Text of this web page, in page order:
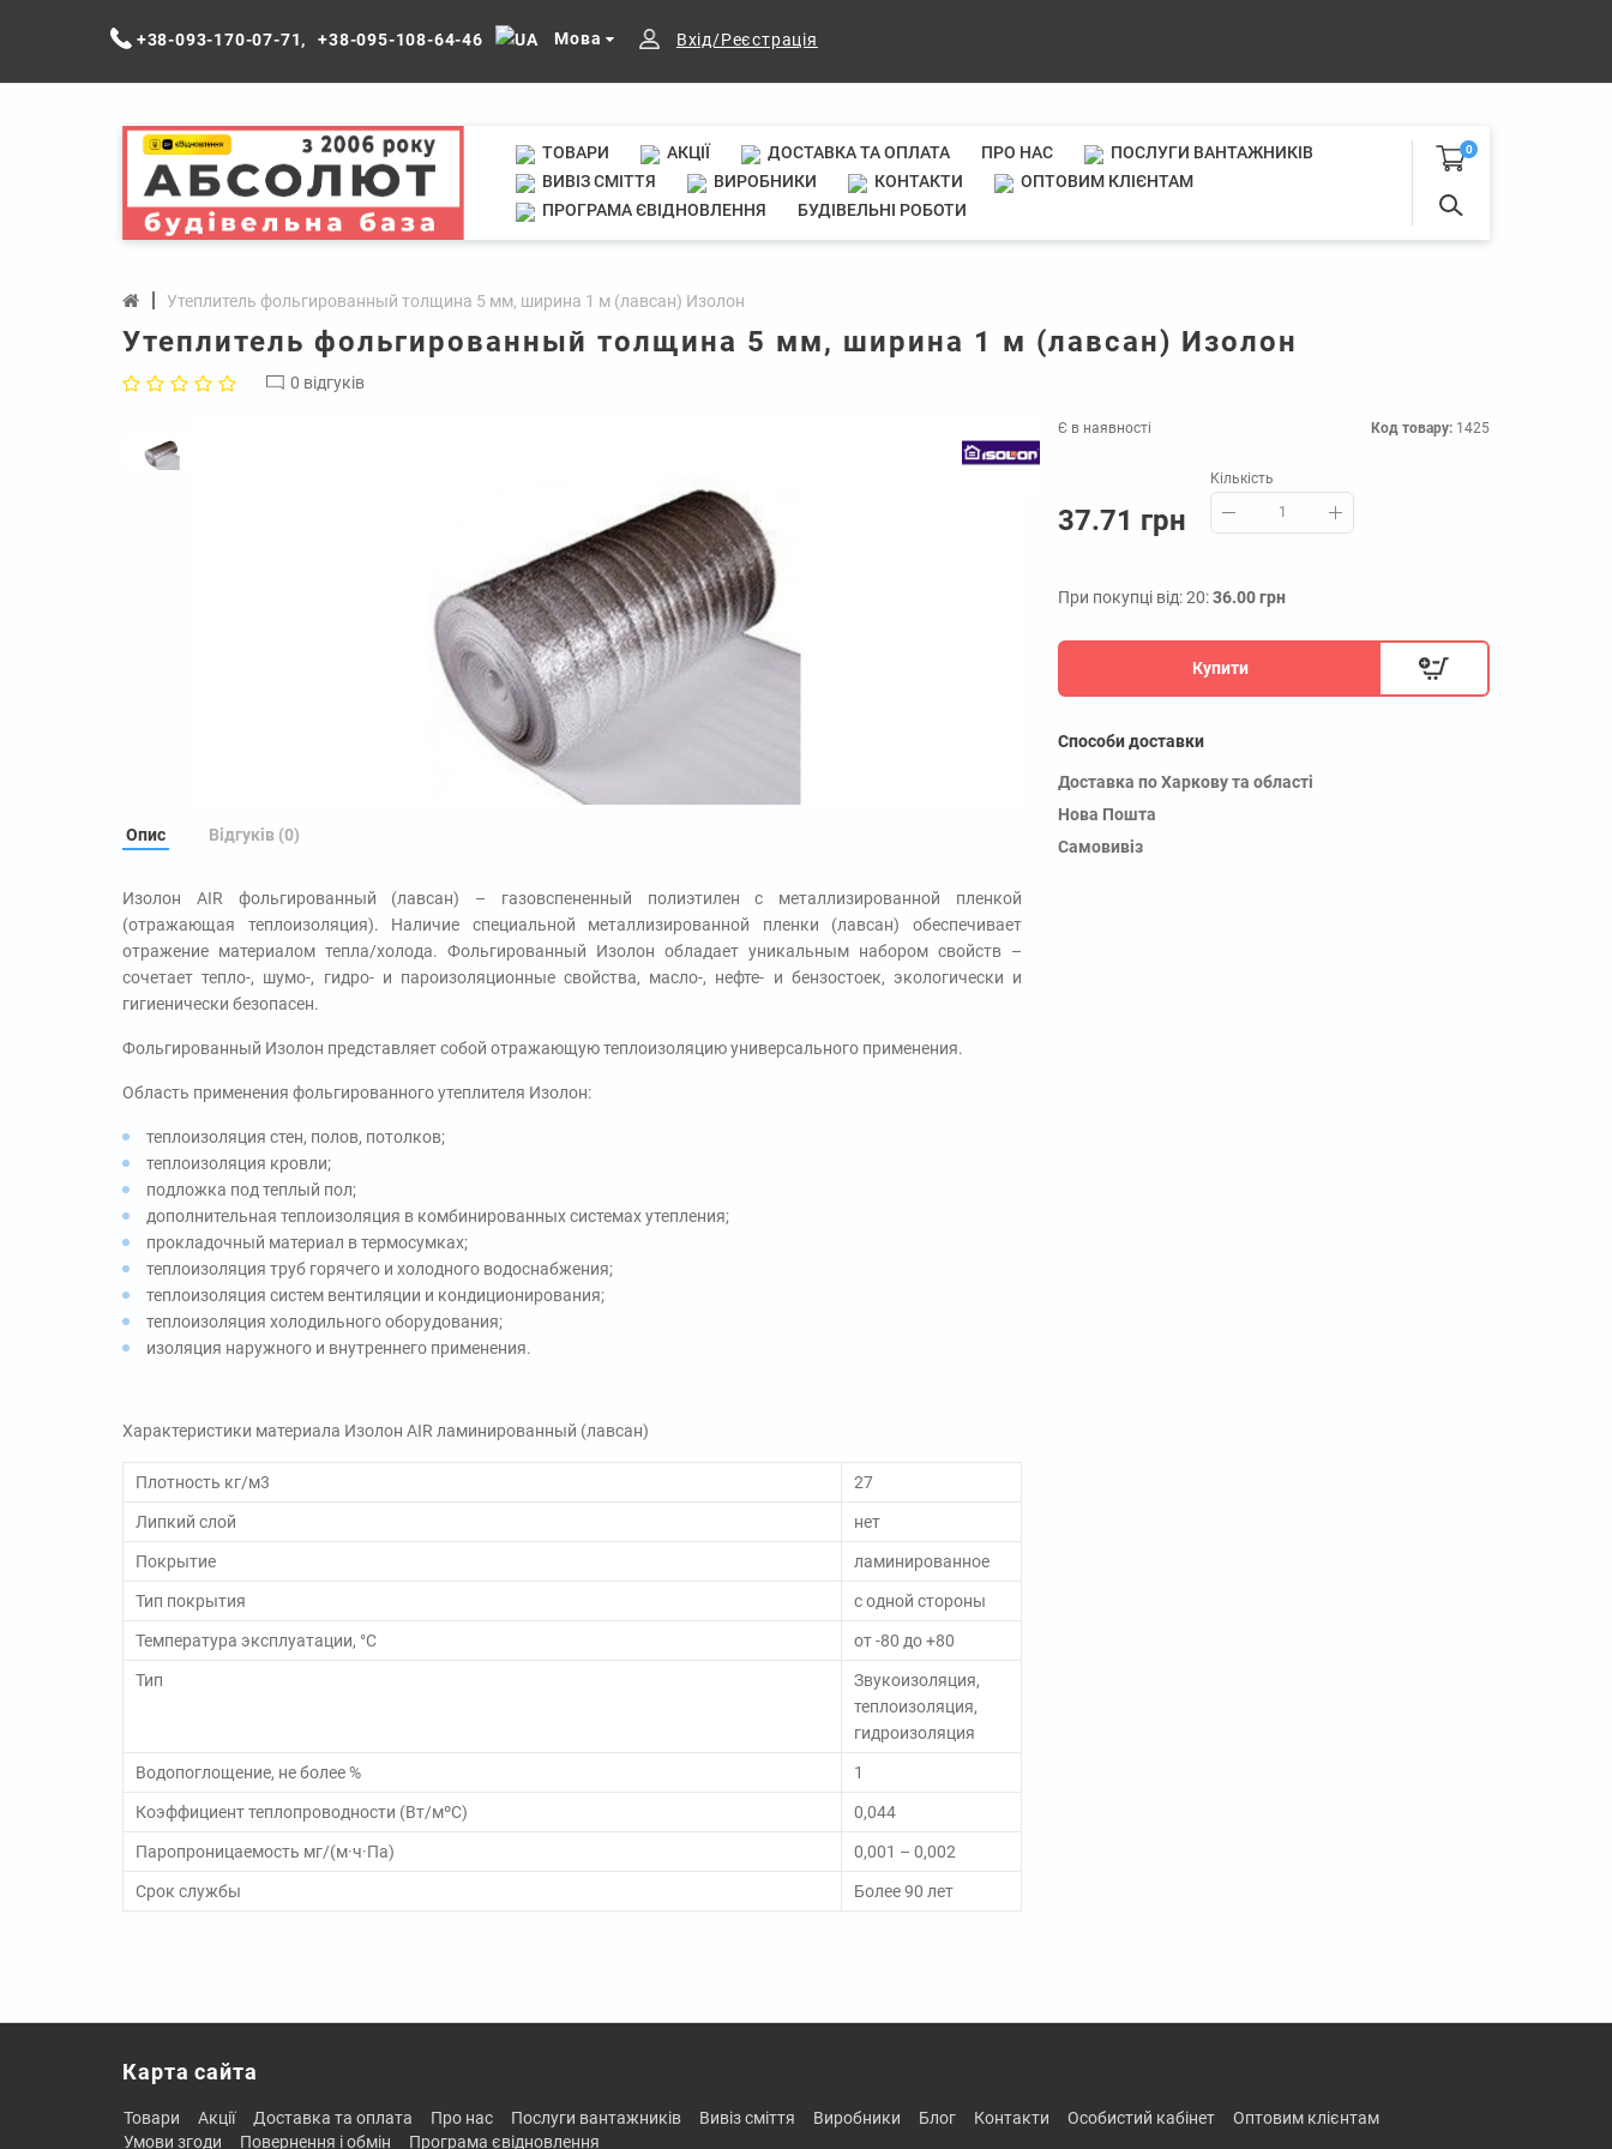
+38-093-170-07-71, +38-095-108-64-46 Мова Вхід/Реєстрація
ТОВАРИ АКЦІЇ ДОСТАВКА ТА ОПЛАТА ПРО НАС
ПОСЛУГИ ВАНТАЖНИКІВ
ВИВІЗ СМІТТЯ
ВИРОБНИКИ КОНТАКТИ
ОПТОВИМ КЛІЄНТАМ
ПРОГРАМА ЄВІДНОВЛЕННЯ
БУДІВЕЛЬНІ РОБОТИ
0
Утеплитель фольгированный толщина 5 мм, ширина 1 м (лавсан) Изолон
Утеплитель фольгированный толщина 5 мм, ширина 1 м (лавсан) Изолон
0 відгуків
Опис Відгуків (0)
Изолон AIR фольгированный (лавсан) – газовспененный полиэтилен с металлизированной пленкой
(отражающая теплоизоляция). Наличие специальной металлизированной пленки (лавсан) обеспечивает
отражение материалом тепла/холода. Фольгированный Изолон обладает уникальным набором свойств –
сочетает тепло-, шумо-, гидро- и пароизоляционные свойства, масло-, нефте- и бензостоек, экологически и
гигиенически безопасен.
Фольгированный Изолон представляет собой отражающую теплоизоляцию универсального применения.
Область применения фольгированного утеплителя Изолон:
теплоизоляция стен, полов, потолков;
теплоизоляция кровли;
подложка под теплый пол;
дополнительная теплоизоляция в комбинированных системах утепления;
прокладочный материал в термосумках;
теплоизоляция труб горячего и холодного водоснабжения;
теплоизоляция систем вентиляции и кондиционирования;
теплоизоляция холодильного оборудования;
изоляция наружного и внутреннего применения.
Характеристики материала Изолон AIR ламинированный (лавсан)
Плотность кг/м3 27
Липкий слой нет
Покрытие ламинированное
Тип покрытия с одной стороны
Температура эксплуатации, °C от -80 до +80
Тип
Звукоизоляция,
теплоизоляция,
гидроизоляция
Водопоглощение, не более % 1
Коэффициент теплопроводности (Вт/мºС) 0,044
Паропроницаемость мг/(м·ч·Па) 0,001 – 0,002
Срок службы Более 90 лет
Є в наявності Код товару: 1425
37.71 грн
Кількість
При покупці від: 20:36.00 грн
Купити
Способи доставки
Доставка по Харкову та області
Нова Пошта
Самовивіз
Карта сайта
товари акції доставка та оплата про нас послуги вантажників вивіз сміття виробники блог контакти особистий кабінет
оптовим клієнтам
умови згоди
повернення і обмін програма євідновлення